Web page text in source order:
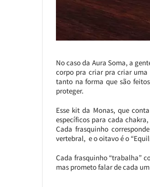
No caso da Aura Soma, a
corpo pra criar pra criar uma
tanto na forma que são
proteger.
Esse kit da Monas, que
específicos para cada
Cada frasquinho
vertebral, e o oitavo é o
Cada frasquinho “trabalha”
mas prometo falar de cada